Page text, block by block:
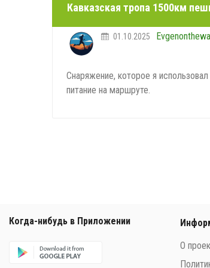
Кавказская тропа 1500км
01.10.2025
Снаряжение, которое я
питание на маршруте.
Когда-нибудь в Приложении
О